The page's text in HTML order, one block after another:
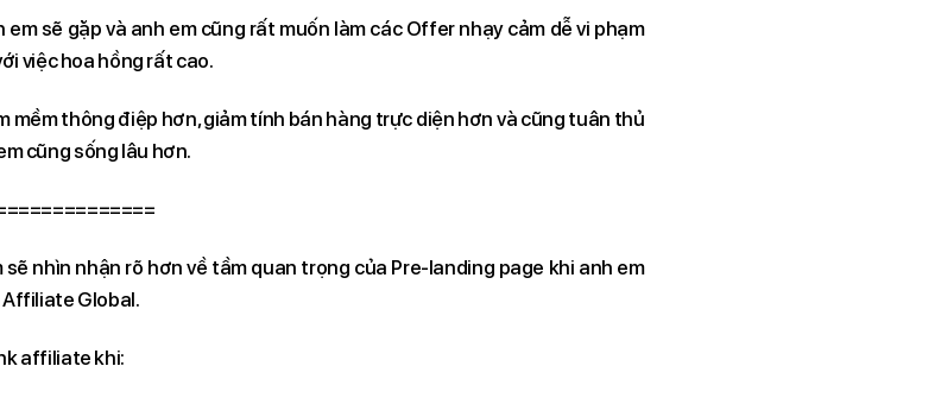
sẽ gặp và anh em cũng rất muốn làm các Offer nhạy cảm dễ vi phạm
việc hoa hồng rất cao.
mềm thông điệp hơn, giảm tính bán hàng trực diện hơn và cũng tuân thủ
cũng sống lâu hơn.
nhìn nhận rõ hơn về tầm quan trọng của Pre-landing page khi anh em
Affiliate Global.
affiliate khi: